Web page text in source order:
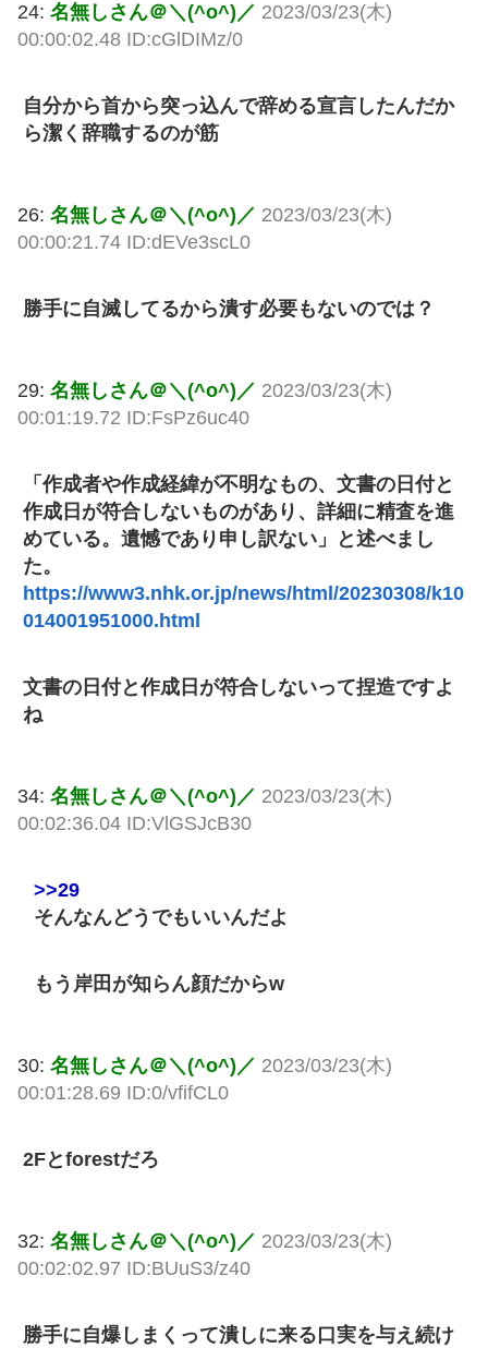
24: 名無しさん＠＼(^o^)／ 2023/03/23(木)
00:00:02.48 ID:cGlDIMz/0
自分から首から突っ込んで辞める宣言したんだか
ら潔く辞職するのが筋
26: 名無しさん＠＼(^o^)／ 2023/03/23(木)
00:00:21.74 ID:dEVe3scL0
勝手に自滅してるから潰す必要もないのでは？
29: 名無しさん＠＼(^o^)／ 2023/03/23(木)
00:01:19.72 ID:FsPz6uc40
「作成者や作成経緯が不明なもの、文書の日付と
作成日が符合しないものがあり、詳細に精査を進
めている。遺憾であり申し訳ない」と述べまし
た。
https://www3.nhk.or.jp/news/html/20230308/k10
014001951000.html
文書の日付と作成日が符合しないって捏造ですよ
ね
34: 名無しさん＠＼(^o^)／ 2023/03/23(木)
00:02:36.04 ID:VlGSJcB30
>>29
そんなんどうでもいいんだよ
もう岸田が知らん顔だからw
30: 名無しさん＠＼(^o^)／ 2023/03/23(木)
00:01:28.69 ID:0/vfifCL0
2Fとforestだろ
32: 名無しさん＠＼(^o^)／ 2023/03/23(木)
00:02:02.97 ID:BUuS3/z40
勝手に自爆しまくって潰しに来る口実を与え続け